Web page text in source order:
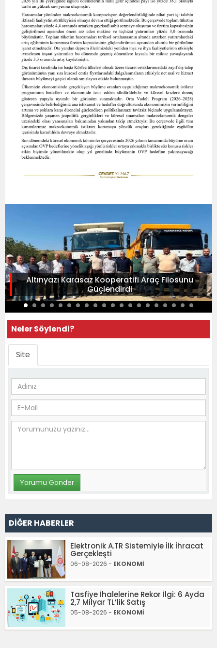
Altınyazı Karasaz Kooperatifi Araç Filosunu
Güçlendirdi
Neler Söylendi?
Site
DİĞER HABERLER
Elektronik A.TR Sistemiyle İlk İhracat
Gerçekleşti
06-08-2026 - EKONOMİ
Tasfiye İhalelerine Rekor İlgi: 6 Ayda
2,7 Milyar TL’lik Satış
05-08-2026 - EKONOMİ